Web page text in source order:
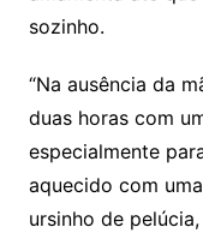
sozinho.
“Na ausência da
duas horas com
especialmente
aquecido com
ursinho de